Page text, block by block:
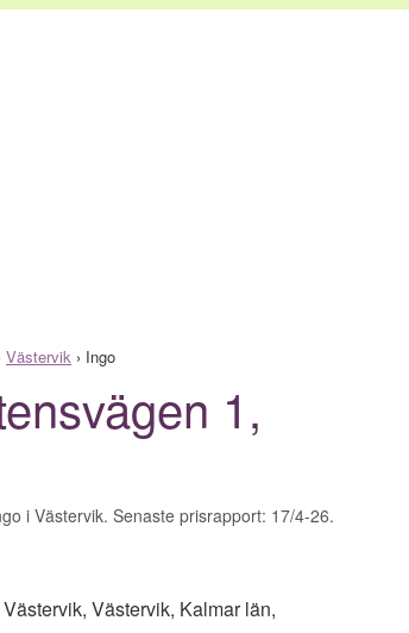
Västervik › Ingo
1,
i Västervik. Senaste prisrapport: 17/4-26.
, Västervik, Kalmar län,